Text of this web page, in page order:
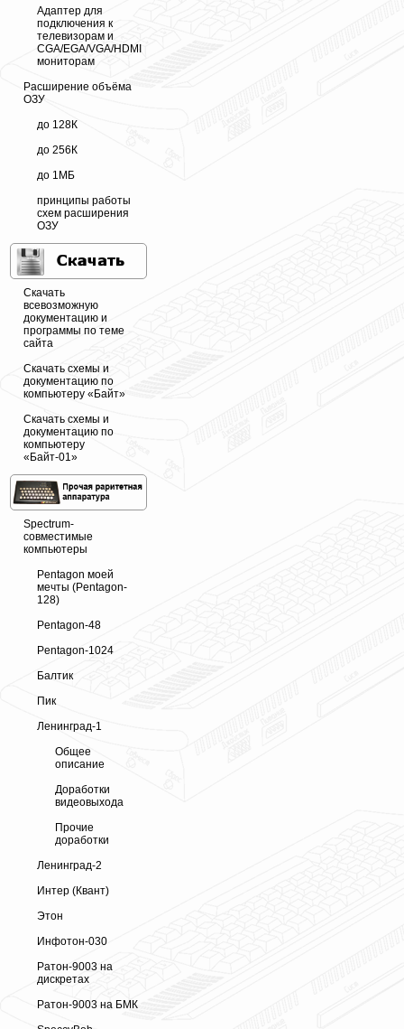
Адаптер для
подключения к
телевизорам и
CGA/EGA/VGA/HDMI
мониторам
Расширение объёма
ОЗУ
до 128К
до 256К
до 1МБ
принципы работы
схем расширения
ОЗУ
Скачать
всевозможную
документацию и
программы по теме
сайта
Скачать схемы и
документацию по
компьютеру «Байт»
Скачать схемы и
документацию по
компьютеру
«Байт-01»
Spectrum-
совместимые
компьютеры
Pentagon моей
мечты (Pentagon-
128)
Pentagon-48
Pentagon-1024
Балтик
Пик
Ленинград-1
Общее
описание
Доработки
видеовыхода
Прочие
доработки
Ленинград-2
Интер (Квант)
Этон
Инфотон-030
Ратон-9003 на
дискретах
Ратон-9003 на БМК